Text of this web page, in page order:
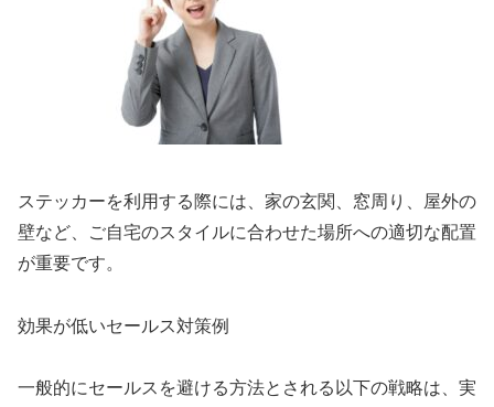
ステッカーを利用する際には、家の玄関、窓周り、屋外の
壁など、ご自宅のスタイルに合わせた場所への適切な配置
が重要です。
効果が低いセールス対策例
一般的にセールスを避ける方法とされる以下の戦略は、実